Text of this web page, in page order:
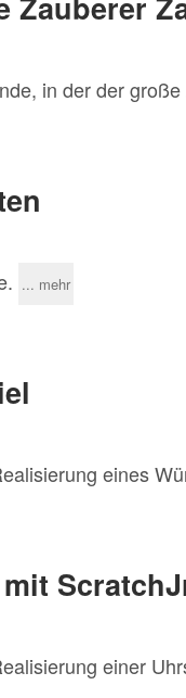
in der der
... mehr
eines
mit
einer